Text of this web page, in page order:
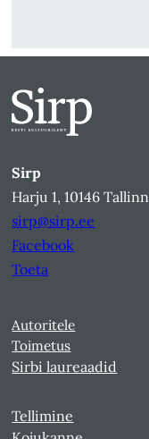
Sirp
Harju 1, 10146 Tallinn
sirp@sirp.ee
Facebook
Toeta
Autoritele
Toimetus
Sirbi laureaadid
Tellimine